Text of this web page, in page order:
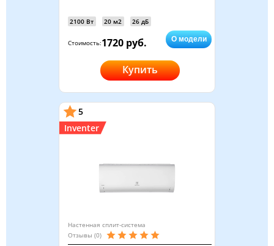
2100 Вт 20 м2 26 дБ
Стоимость:1720 руб. О модели
Купить
5
Inventer
Настенная сплит-система
Отзывы (0)